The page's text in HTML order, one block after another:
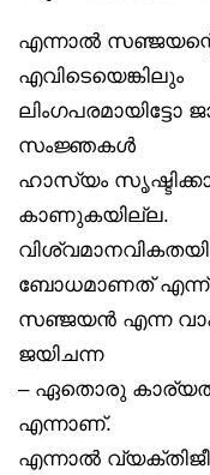
എന്നാൽ
എവിടെയെങ്കിലും
ലിംഗപരമായിട്ടോ
സംജ്ഞകൾ
ഹാസ്യം
കാണുകയില്ല.
ബോധമാണത് എന്ന്
സഞ്ജയൻ എന്ന
ജയിചന്ന
– ഏതൊരു
എന്നാണ്.
എന്നാൽ